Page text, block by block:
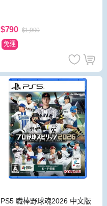
$790 $1,990
免運
PS5 職棒野球魂2026 中文版